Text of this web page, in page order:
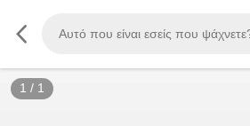
1 / 1